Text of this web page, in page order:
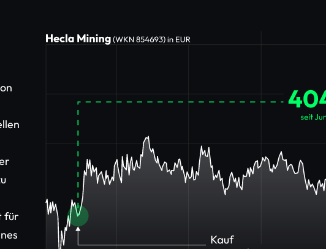
für